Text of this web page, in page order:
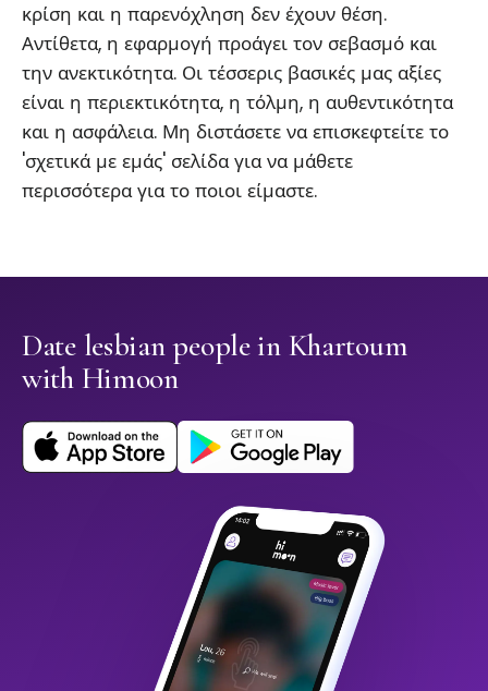
κρίση και η παρενόχληση δεν έχουν θέση.
Αντίθετα, η εφαρμογή προάγει τον σεβασμό και
την ανεκτικότητα. Οι τέσσερις βασικές μας αξίες
είναι η περιεκτικότητα, η τόλμη, η αυθεντικότητα
και η ασφάλεια. Μη διστάσετε να επισκεφτείτε το
'σχετικά με εμάς' σελίδα για να μάθετε
περισσότερα για το ποιοι είμαστε.
Date lesbian people in Khartoum
with Himoon